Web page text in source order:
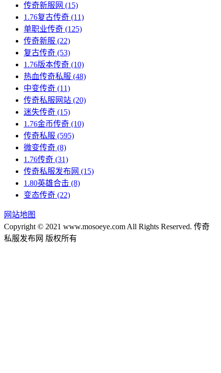
传奇新服网 (15)
1.76复古传奇 (11)
单职业传奇 (125)
传奇新服 (22)
复古传奇 (53)
1.76版本传奇 (10)
热血传奇私服 (48)
中变传奇 (11)
传奇私服网站 (20)
迷失传奇 (15)
1.76金币传奇 (10)
传奇私服 (595)
微变传奇 (8)
1.76传奇 (31)
传奇私服发布网 (15)
1.80英雄合击 (8)
变态传奇 (22)
网站地图
Copyright © 2021 www.mosoeye.com All Rights Reserved. 传奇
私服发布网 版权所有